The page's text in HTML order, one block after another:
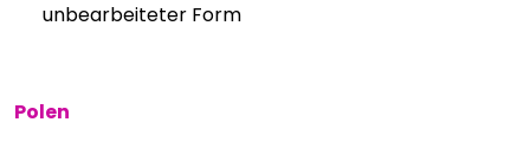
unbearbeiteter Form
Polen